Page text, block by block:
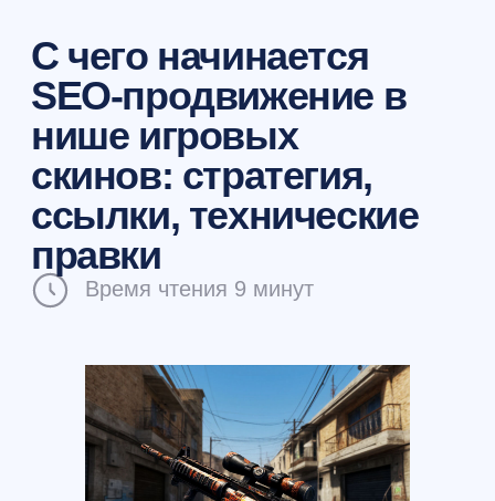
скинов: стратегия,
ссылки, технические
правки
Время чтения 9 минут